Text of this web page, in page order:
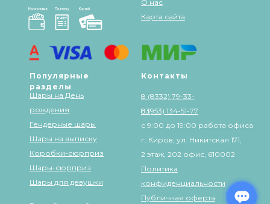
Популярные
разделы
Шары на День
рождения
Контакты
О нас
Гендерные шары
Шары на выписку
Коробки-сюрприз
Шары-сюрприз
Шары для девушки
8 (8332) 79-33-
83
8 (953) 134-51-77
с 9:00 до 19:00 работа офиса
г. Киров, ул. Никитская 171,
2 этаж, 202 офис, 610002
Политика
конфиденциальности
Публичная оферта
Карта сайта